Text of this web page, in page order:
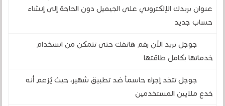
عنوان بريدك الإلكتروني على الجيميل دون الحاجة إلى إنشاء
حساب جديد
جوجل تريد الآن رقم هاتفك حتى تتمكن من استخدام
خدماتها بكامل طاقتها
جوجل تتخد إجراءً حاسماً ضد تطبيق شهير، حيث يُزعم أنه
خدع ملايين المستخدمين